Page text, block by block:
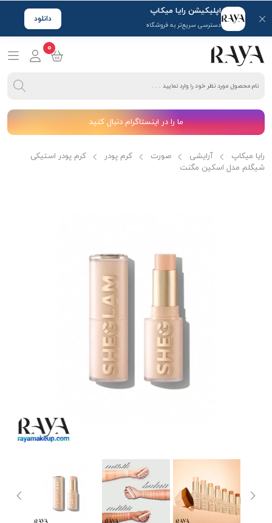
اپلیکیشن رایا میکاپ
دسترسی سریع‌تر به فروشگاه
دانلود
0
ما را در اینستاگرام دنبال کنید
رایا میکاپ آرایشی صورت کرم پودر
کرم پودر استیکی
شیگلم مدل اسکین مگنت